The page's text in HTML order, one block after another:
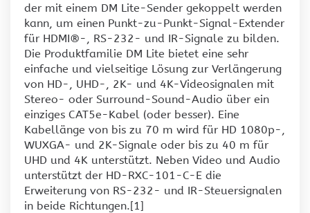
der mit einem DM Lite-Sender gekoppelt werden
kann, um einen Punkt-zu-Punkt-Signal-Extender
für HDMI®-, RS-232- und IR-Signale zu bilden.
Die Produktfamilie DM Lite bietet eine sehr
einfache und vielseitige Lösung zur Verlängerung
von HD-, UHD-, 2K- und 4K-Videosignalen mit
Stereo- oder Surround-Sound-Audio über ein
einziges CAT5e-Kabel (oder besser). Eine
Kabellänge von bis zu 70 m wird für HD 1080p-,
WUXGA- und 2K-Signale oder bis zu 40 m für
UHD und 4K unterstützt. Neben Video und Audio
unterstützt der HD-RXC-101-C-E die
Erweiterung von RS-232- und IR-Steuersignalen
in beide Richtungen.[1]